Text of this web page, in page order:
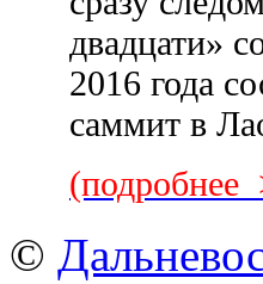
двадцати»
2016 года
саммит в
(подробнее
©